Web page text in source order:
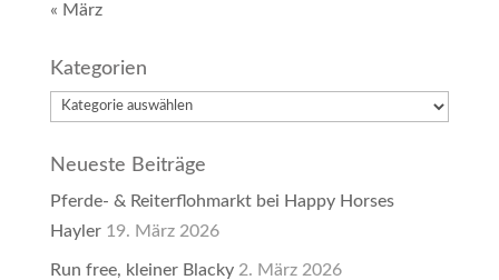
« März
Kategorien
Kategorien
Neueste Beiträge
Pferde- & Reiterflohmarkt bei Happy Horses
Hayler 19. März 2026
Run free, kleiner Blacky 2. März 2026